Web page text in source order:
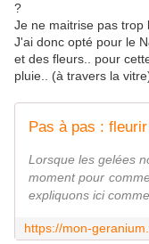
?
Je ne maitrise pas trop
J'ai donc opté pour le
et des fleurs.. pour
pluie.. (à travers la
Lorsque les gelées
moment pour
expliquons ici